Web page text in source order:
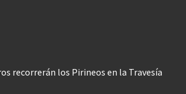
recorrerán los Pirineos en la Travesía